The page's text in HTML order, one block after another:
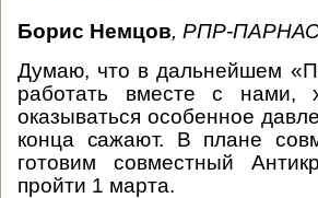
Борис Немцов, РПР-
Думаю, что в дальнейшем
работать вместе с нами,
оказываться особенное
конца сажают. В плане
готовим совместный
пройти 1 марта.